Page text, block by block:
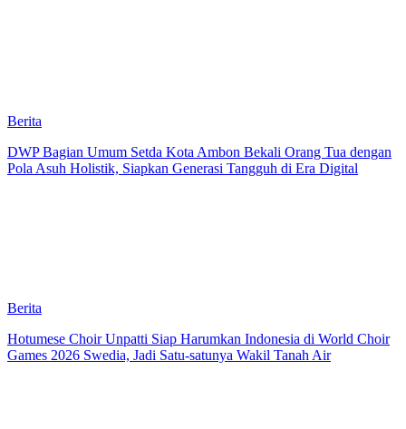
Berita
DWP Bagian Umum Setda Kota Ambon Bekali Orang Tua dengan
Pola Asuh Holistik, Siapkan Generasi Tangguh di Era Digital
Berita
Hotumese Choir Unpatti Siap Harumkan Indonesia di World Choir
Games 2026 Swedia, Jadi Satu-satunya Wakil Tanah Air